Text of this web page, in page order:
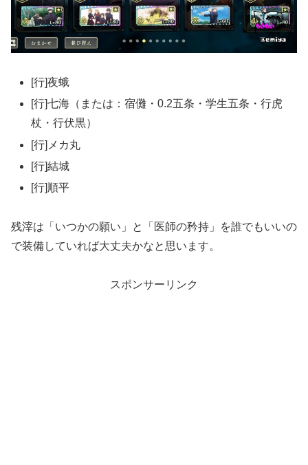
[行]夜蛾
[行]七海（または：宿儺・0.2五条・学生五条・行虎
杖・行伏黒）
[行]メカ丸
[行]結城
[行]順平
残滓は「いつかの願い」と「医師の矜持」を誰でもいいの
で装備していれば大丈夫かなと思います。
スポンサーリンク